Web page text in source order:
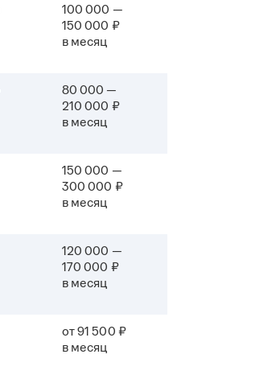
100 000 —
150 000 ₽
в месяц
80 000 —
210 000 ₽
в месяц
150 000 —
300 000 ₽
в месяц
120 000 —
170 000 ₽
в месяц
от 91 500 ₽
в месяц